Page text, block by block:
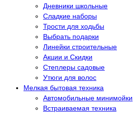
Дневники школьные
Сладкие наборы
Трости для ходьбы
Выбрать подарки
Линейки строительные
Акции и Скидки
Степлеры садовые
Утюги для волос
Мелкая бытовая техника
Автомобильные минимойки
Встраиваемая техника